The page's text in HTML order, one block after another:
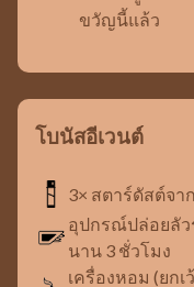
ขวัญนี้แล้ว
โบนัสอีเวนต์
3× สตาร์ดัสต์จา
อุปกรณ์ปล่อยลัว
นาน 3 ชั่วโมง
เครื่องหอม (ยก